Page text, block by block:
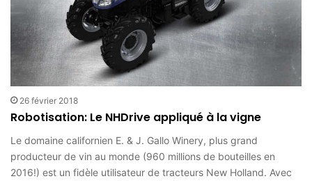
26 février 2018
Robotisation: Le NHDrive appliqué à la vigne
Le domaine californien E. & J. Gallo Winery, plus grand
producteur de vin au monde (960 millions de bouteilles en
2016!) est un fidèle utilisateur de tracteurs New Holland. Avec